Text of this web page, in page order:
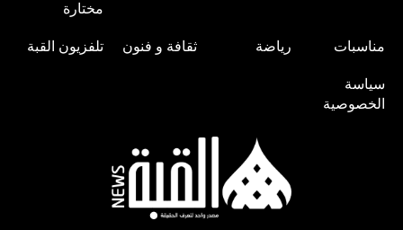
مختارة
مناسبات رياضة ثقافة و فنون تلفزيون القبة
سياسة
الخصوصية